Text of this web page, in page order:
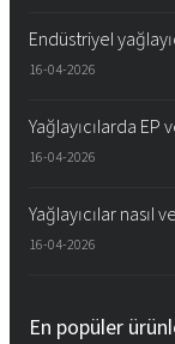
Endüstriyel
16-04-2026
Yağlayıcılarda EP
16-04-2026
Yağlayıcılar nasıl
16-04-2026
En popüler